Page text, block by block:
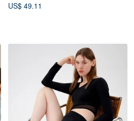
US$ 49.11